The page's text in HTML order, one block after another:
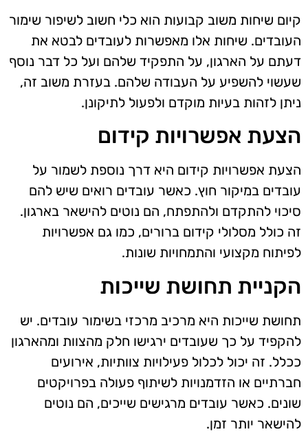
קיום שיחות משוב קבועות הוא כלי חשוב לשיפור שימור
העובדים. שיחות אלו מאפשרות לעובדים לבטא את
דעתם על הארגון, על התפקיד שלהם ועל כל דבר נוסף
שעשוי להשפיע על העבודה שלהם. בעזרת משוב זה,
ניתן לזהות בעיות מוקדם ולפעול לתיקונן.
הצעת אפשרויות קידום
הצעת אפשרויות קידום היא דרך נוספת לשמור על
עובדים במיקור חוץ. כאשר עובדים רואים שיש להם
סיכוי להתקדם ולהתפתח, הם נוטים להישאר בארגון.
זה כולל מסלולי קידום ברורים, כמו גם אפשרויות
לפיתוח מקצועי והתמחויות שונות.
הקניית תחושת שייכות
תחושת שייכות היא מרכיב מרכזי בשימור עובדים. יש
להקפיד על כך שעובדים ירגישו חלק מהצוות ומהארגון
ככלל. זה יכול לכלול פעילויות צוותיות, אירועים
חברתיים או הזדמנויות לשיתוף פעולה בפרויקטים
שונים. כאשר עובדים מרגישים שייכים, הם נוטים
להישאר יותר זמן.